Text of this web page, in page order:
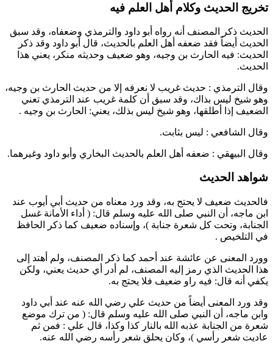
تخريج الحديث وكلام أهل العلم فيه
الحديث ذكر المصنف أنه رواه أبو داود و الترمذي وضعفاه، وقد سبق
الحديث أيضاً فقد ضعفه أهل العلم بالحديث، قال أبو داود وقد ذكر
الحديث: فيه الحارث بن وجيه، وهو ضعيف وحديثه منكر، يعني هذا
الحديث.
وقال الترمذي : حديث غريب لا نعرفه إلا من حديث الحارث بن وجيه،
وهو شيخ ليس بذاك، وقد سبق أن كلمة غريب عند الترمذي تعني
الضعيف إذا أطلقها، وهو شيخ ليس بذلك، يعني: الحارث بن وجيه .
وقال الشافعي : ليس بثابت.
وقال البيهقي : ضعفه أهل العلم بالحديث البخاري و أبو داود وغيرهما.
شواهد الحديث
فالحديث ضعيف لا يحتج به، وقد ورد معناه من حديث أبي أيوب عند
ابن ماجه، أن النبي صلى الله عليه وسلم قال: ( أداء الأمانة غسل
الجنابة، وتحت كل شعرة جنابة )، وإسناده ضعيف كما ذكر
الحافظ
في التلخيص .
وورد المعنى عن عائشة عند أحمد كما ذكر المصنف، ولم أهتد إلى
هذا الحديث الذي رمز إليه المصنف، لم أدر أي حديث يعني، ولكن
يكفي أنه قال: فيه راو ضعيف فلا يحتج به.
وقد ورد المعنى أيضاً من حديث علي رضي الله عنه عند أبي داود
و ابن ماجه، أن النبي صلى الله عليه وسلم قال: ( من ترك موضع
شعرة من الجنابة عذبه الله بالنار كذا وكذا، قال علي : فمن ثم
عاديت شعر رأسي )، وكان يحلق شعر رأسه رضي الله عنه.